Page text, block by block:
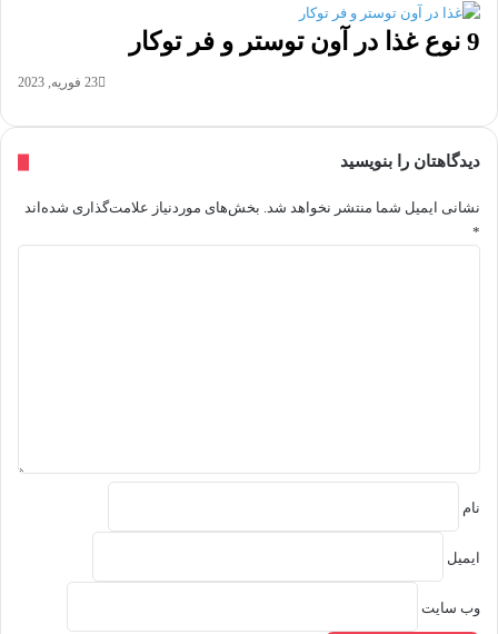
9 نوع غذا در آون توستر و فر توکار
23 فوریه, 2023
دیدگاهتان را بنویسید
نشانی ایمیل شما منتشر نخواهد شد. بخش‌های موردنیاز علامت‌گذاری شده‌اند
*
نام
ایمیل
وب‌ سایت